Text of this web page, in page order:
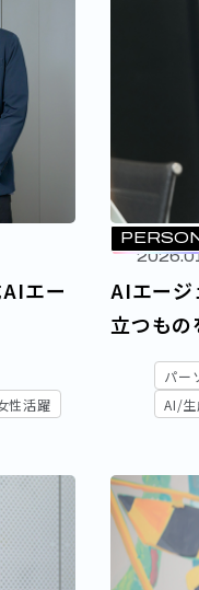
データエンジニア データア
エー
性活躍
AIエー
立つもの
パー
AI/生